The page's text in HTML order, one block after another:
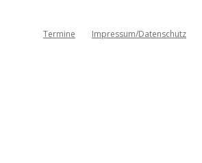
Termine Impressum/Datenschutz